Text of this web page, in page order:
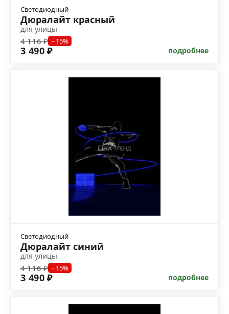
Светодиодный
Дюралайт красный
для улицы
4 116 ₽ −15%
3 490 ₽ подробнее
Светодиодный
Дюралайт синий
для улицы
4 116 ₽ −15%
3 490 ₽ подробнее